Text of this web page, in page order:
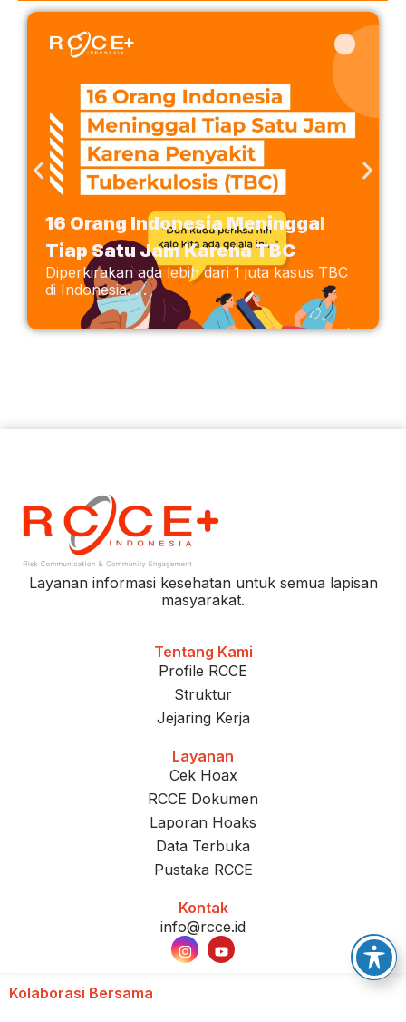
16 Orang Indonesia Meninggal
Tiap Satu Jam Karena TBC
Diperkirakan ada lebih dari 1 juta kasus TBC
di Indonesia. . .
Layanan informasi kesehatan untuk semua lapisan
masyarakat.
Tentang Kami
Profile RCCE
Struktur
Jejaring Kerja
Layanan
Cek Hoax
RCCE Dokumen
Laporan Hoaks
Data Terbuka
Pustaka RCCE
Kontak
info@rcce.id
Kolaborasi Bersama